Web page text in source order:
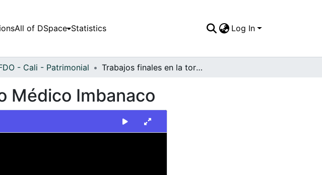
All of DSpace Statistics Log In
- Cali - Patrimonial Trabajos finales en la torre del Centro Médico Imbanaco
Médico Imbanaco